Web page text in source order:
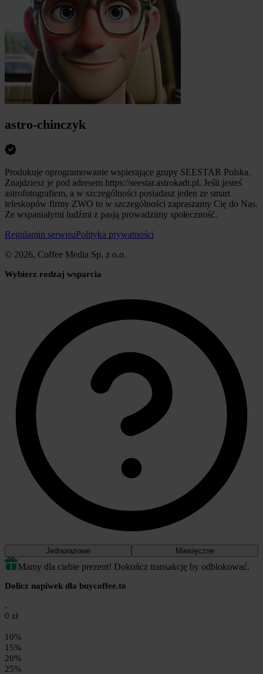
astro-chinczyk
Produkuje oprogramowanie wspierające grupy SEESTAR Polska.
Znajdziesz je pod adresem https://seestar.astrokadr.pl. Jeśli jesteś
astrofotografiem, a w szczególności posiadasz jeden ze smart
teleskopów firmy ZWO to w szczególności zapraszamy Cię do Nas.
Ze wspaniałymi ludźmi z pasją prowadzimy społeczność.
Regulamin serwisuPolityka prywatności
© 2026, Coffee Media Sp. z o.o.
Wybierz rodzaj wsparcia
Jednorazowe Miesięczne
Mamy dla ciebie prezent! Dokończ transakcję by odblokować.
Dolicz napiwek dla buycoffee.to
0 zł
10%
15%
20%
25%